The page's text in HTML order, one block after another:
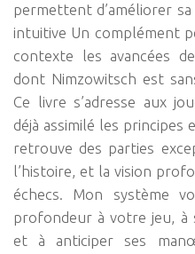
permettent d’améliorer
intuitive Un complément
contexte les avancées
dont Nimzowitsch est
Ce livre s’adresse aux
déjà assimilé les principes
retrouve des parties
l’histoire, et la vision
échecs. Mon système
profondeur à votre jeu, à
et à anticiper ses